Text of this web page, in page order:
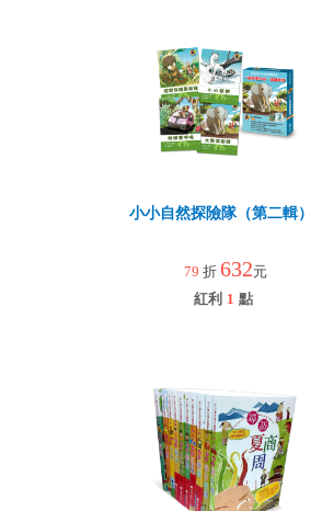
小小自然探險隊（第二輯）
79 折 632元
紅利 1 點